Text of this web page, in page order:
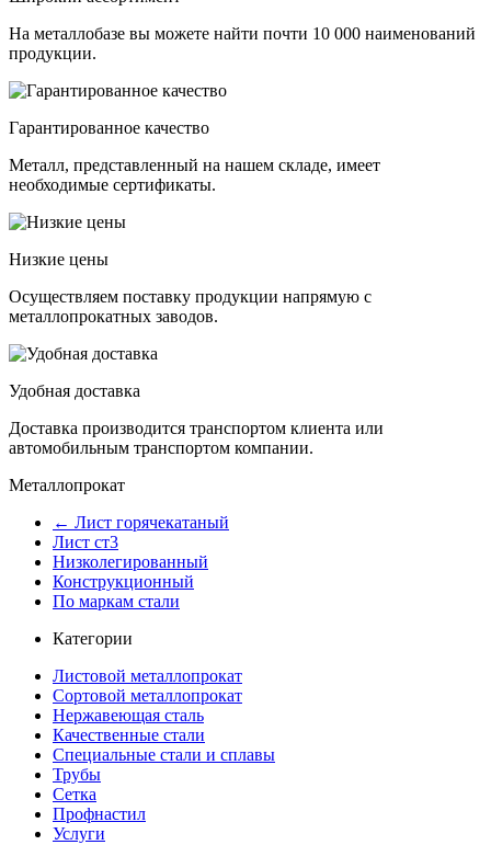
На металлобазе вы можете найти почти 10 000 наименований
продукции.
Гарантированное качество
Металл, представленный на нашем складе, имеет
необходимые сертификаты.
Низкие цены
Осуществляем поставку продукции напрямую с
металлопрокатных заводов.
Удобная доставка
Доставка производится транспортом клиента или
автомобильным транспортом компании.
Металлопрокат
← Лист горячекатаный
Лист ст3
Низколегированный
Конструкционный
По маркам стали
Категории
Листовой металлопрокат
Сортовой металлопрокат
Нержавеющая сталь
Качественные стали
Специальные стали и сплавы
Трубы
Сетка
Профнастил
Услуги